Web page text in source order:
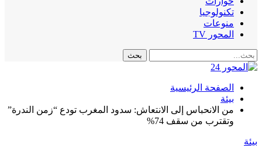
تكنولوجيا
منوعات
المحور TV
الصفحة الرئيسية
بيئة
من الانحباس إلى الانتعاش: سدود المغرب تودع “زمن الندرة”
وتقترب من سقف 74%
بيئة